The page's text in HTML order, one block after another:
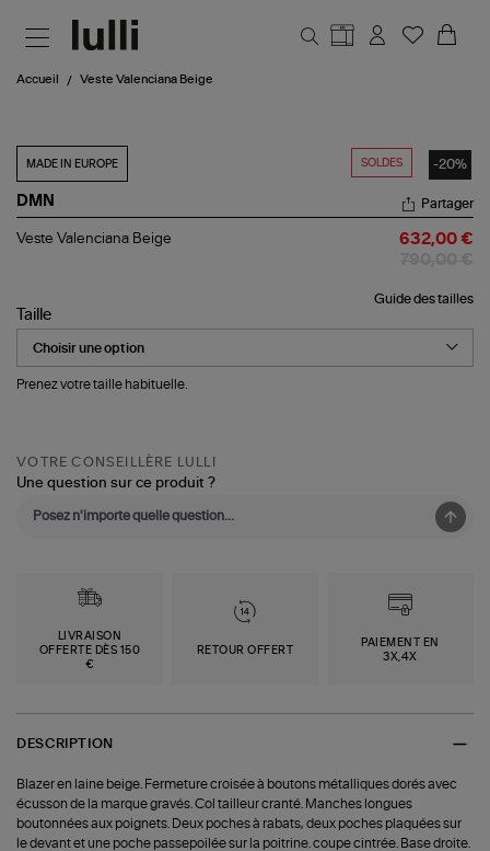
Accueil Veste Valenciana Beige
SOLDES -20%
MADE IN EUROPE
DMN
Veste
Partager
Veste Valenciana Beige 632,00 €
Guide des tailles
Taille
Prenez votre taille habituelle.
VOTRE CONSEILLÈRE LULLI
Une question sur ce produit ?
LIVRAISON
OFFERTE DÈS 150
€
RETOUR OFFERT
PAIEMENT EN
3X,4X
DESCRIPTION
Blazer en laine beige. Fermeture croisée à boutons métalliques dorés avec
écusson de la marque gravés. Col tailleur cranté. Manches longues
boutonnées aux poignets. Deux poches à rabats, deux poches plaquées sur
le devant et une poche passepoilée sur la poitrine. coupe cintrée. Base droite.